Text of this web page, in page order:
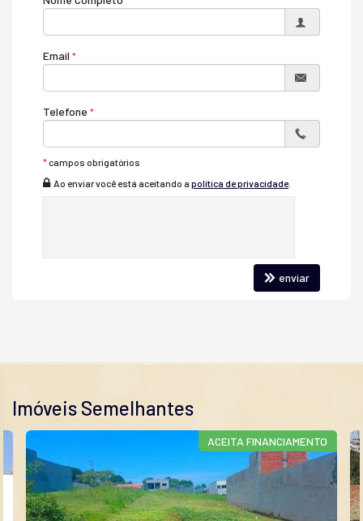
Email
Telefone
*campos obrigatórios
Ao enviar você está aceitando a política de privacidade.
enviar
Imóveis Semelhantes
ACEITA FINANCIAMENTO